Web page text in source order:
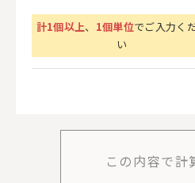
計1個以上、 1個単位でご入力く
い
この内容で計